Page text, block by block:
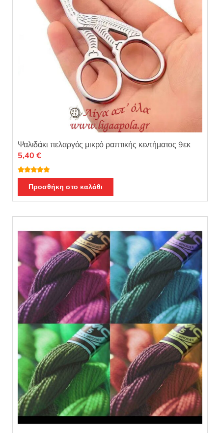
Ψαλιδάκι πελαργός μικρό ραπτικής κεντήματος 9εκ
Βαθμολογή
θηκε με 5.00
από 5
5,40 €
Προσθήκη στο καλάθι